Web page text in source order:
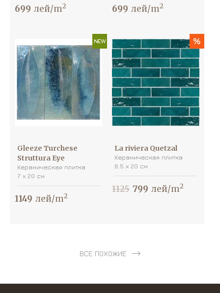
699 лей/m2 699 лей/m2
NEW
Gleeze Turchese
Struttura Eye
Керамическая плитка
7 х 20 см
1149 лей/m2
%
La riviera Quetzal
Керамическая плитка
6.5 х 20 см
1125 799 лей/m2
ВСЕ ПОХОЖИЕ